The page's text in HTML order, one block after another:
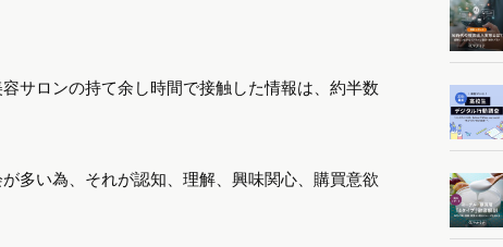
サロンの持て余し時間で接触した情報は、約半数
多い為、それが認知、理解、興味関心、購買意欲